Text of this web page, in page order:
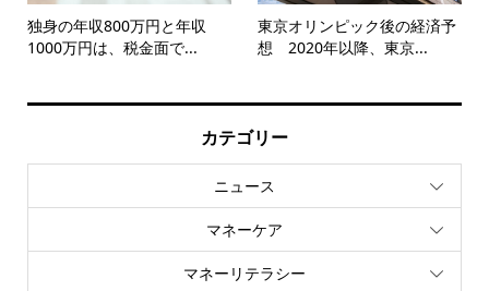
独身の年収800万円と年収
1000万円は、税金面で...
東京オリンピック後の経済予
想 2020年以降、東京...
カテゴリー
ニュース
マネーケア
マネーリテラシー